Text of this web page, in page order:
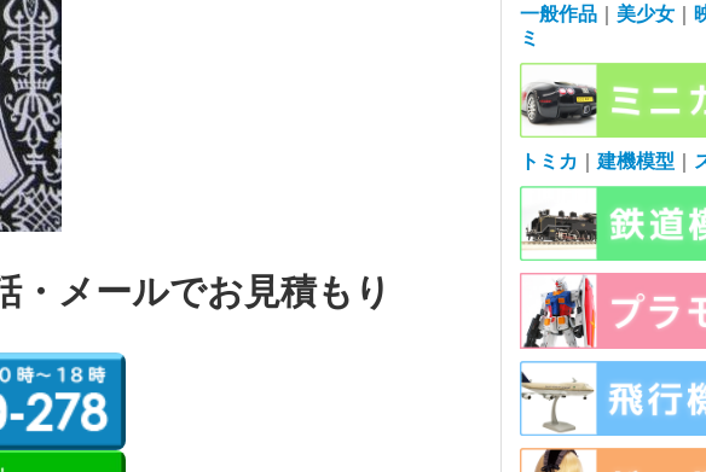
・メールでお見積もり
一般作品｜ 美少女｜
ミ
トミカ 建機模型